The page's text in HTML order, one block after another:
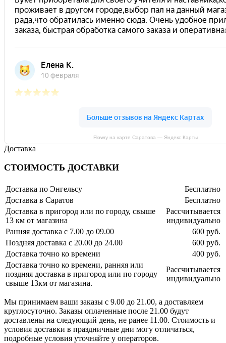
Flowry на карте Саратова — Яндекс Карты
Доставка
СТОИМОСТЬ ДОСТАВКИ
Доставка по Энгельсу
Бесплатно
Доставка в Саратов
Бесплатно
Доставка в пригород или по городу, свыше
13 км от магазина
Рассчитывается
индивидуально
Ранняя доставка с 7.00 до 09.00
600 руб.
Поздняя доставка с 20.00 до 24.00
600 руб.
Доставка точно ко времени
400 руб.
Доставка точно ко времени, ранняя или
поздняя доставка в пригород или по городу
свыше 13км от магазина.
Рассчитывается
индивидуально
Мы принимаем ваши заказы с 9.00 до 21.00, а доставляем
круглосуточно. Заказы оплаченные после 21.00 будут
доставлены на следующий день, не ранее 11.00. Стоимость и
условия доставки в праздничные дни могу отличаться,
подробные условия уточняйте у операторов.